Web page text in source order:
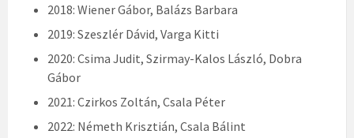
2018: Wiener Gábor, Balázs Barbara
2019: Szeszlér Dávid, Varga Kitti
2020: Csima Judit, Szirmay-Kalos László, Dobra
Gábor
2021: Czirkos Zoltán, Csala Péter
2022: Németh Krisztián, Csala Bálint